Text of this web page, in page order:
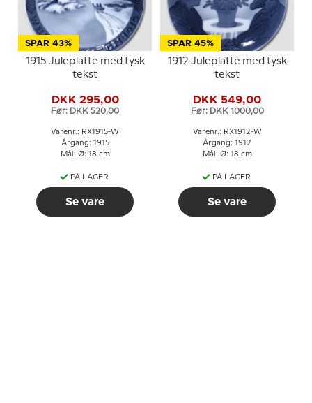
SPAR 43%
1915 Juleplatte med tysk
tekst
DKK 295,00
Før: DKK 520,00
Varenr.: RX1915-W
Årgang: 1915
Mål: Ø: 18 cm
PÅ LAGER
Se vare
SPAR 45%
1912 Juleplatte med tysk
tekst
DKK 549,00
Før: DKK 1000,00
Varenr.: RX1912-W
Årgang: 1912
Mål: Ø: 18 cm
PÅ LAGER
Se vare